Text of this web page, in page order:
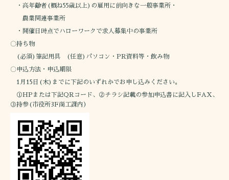
・高年齢者(概ね55歳以上)の雇用に前向きな一般事業所・
農業関連事業所
・開催日時点でハローワークで求人募集中の事業所
〇持ち物
(必須)筆記用具 (任意)パソコン・PR資料等・飲み物
〇申込方法・申込期限
1月15日(木)までに下記のいずれかでお申し込みください。
①HPまたは下記QRコード、②チラシ記載の参加申込書に記入しFAX、
③持参(市役所3F商工課内）